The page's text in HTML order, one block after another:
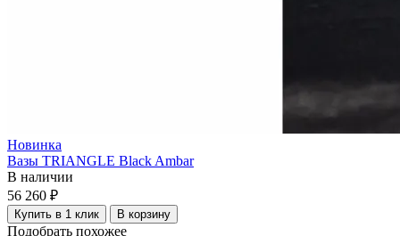
Новинка
Вазы TRIANGLE Black Ambar
В наличии
56 260 ₽
Купить в 1 клик В корзину
Подобрать похожее